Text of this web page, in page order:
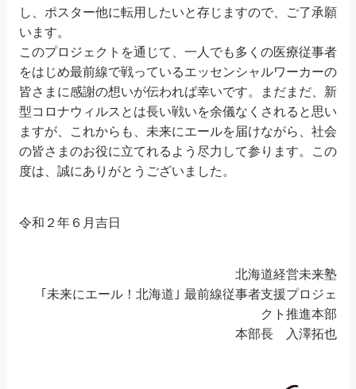
し、ポスター他に転用したいと存じますので、ご了承願
います。
このプロジェクトを通じて、一人でも多くの医療従事者
をはじめ最前線で戦っているエッセンシャルワーカーの
皆さまに感謝の想いが伝われば幸いです。まだまだ、新
型コロナウィルスとは長い戦いを余儀なくされると思い
ますが、これからも、未来にエールを届けながら、社会
の皆さまのお役に立てれるよう尽力して参ります。この
度は、誠にありがとうございました。
令和２年６月吉日
北海道経営未来塾
｢未来にエール！北海道｣ 最前線従事者支援プロジェ
クト推進本部
本部長 入澤拓也